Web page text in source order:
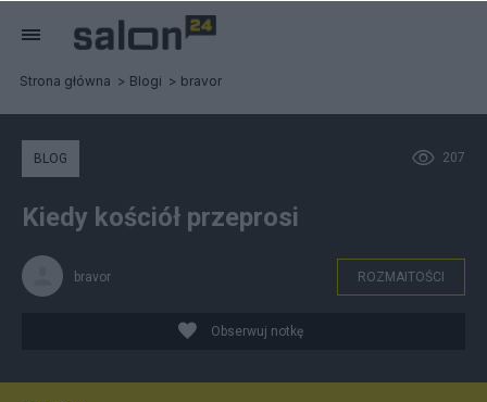
Strona główna Blogi bravor
207
BLOG
Kiedy kościół przeprosi
bravor ROZMAITOŚCI
Obserwuj notkę